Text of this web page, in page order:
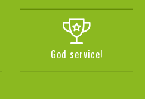
God service!